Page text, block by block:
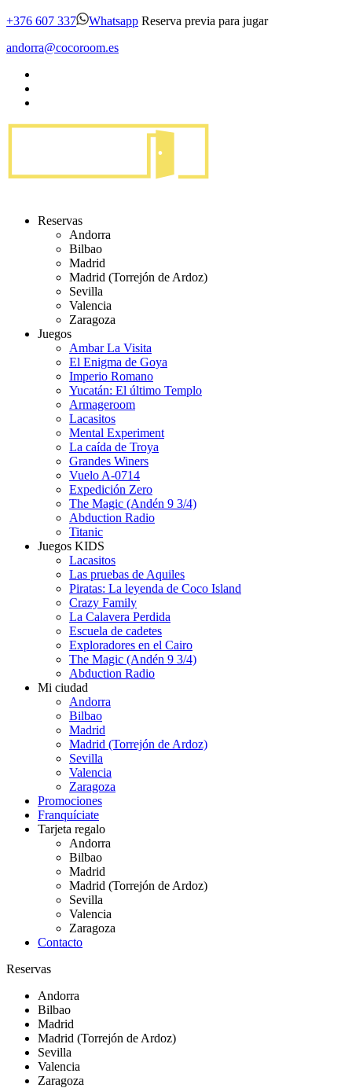
+376 607 337 Whatsapp Reserva previa para jugar
andorra@cocoroom.es
Reservas
Andorra
Bilbao
Madrid
Madrid (Torrejón de Ardoz)
Sevilla
Valencia
Zaragoza
Juegos
Ambar La Visita
El Enigma de Goya
Imperio Romano
Yucatán: El último Templo
Armageroom
Lacasitos
Mental Experiment
La caída de Troya
Grandes Winers
Vuelo A-0714
Expedición Zero
The Magic (Andén 9 3/4)
Abduction Radio
Titanic
Juegos KIDS
Lacasitos
Las pruebas de Aquiles
Piratas: La leyenda de Coco Island
Crazy Family
La Calavera Perdida
Escuela de cadetes
Exploradores en el Cairo
The Magic (Andén 9 3/4)
Abduction Radio
Mi ciudad
Andorra
Bilbao
Madrid
Madrid (Torrejón de Ardoz)
Sevilla
Valencia
Zaragoza
Promociones
Franquíciate
Tarjeta regalo
Andorra
Bilbao
Madrid
Madrid (Torrejón de Ardoz)
Sevilla
Valencia
Zaragoza
Contacto
Reservas
Andorra
Bilbao
Madrid
Madrid (Torrejón de Ardoz)
Sevilla
Valencia
Zaragoza